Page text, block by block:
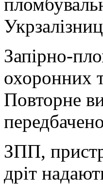
Запірно-
охоронних
Повторне
ЗПП,
дріт